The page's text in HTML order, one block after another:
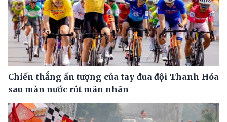
Chiến thắng ấn tượng của tay đua đội Thanh Hóa
sau màn nước rút mãn nhãn